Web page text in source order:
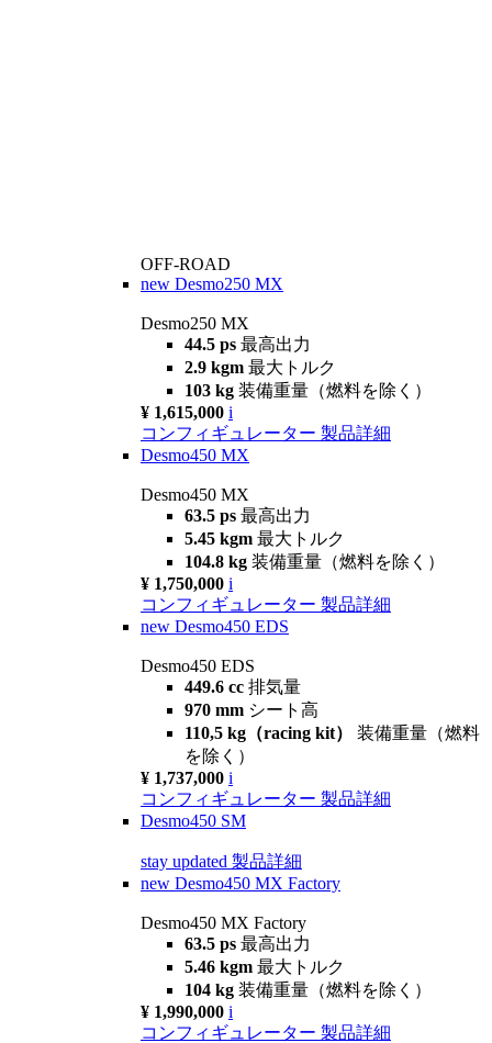
OFF-ROAD
new Desmo250 MX
Desmo250 MX
44.5 ps 最高出力
2.9 kgm 最大トルク
103 kg 装備重量（燃料を除く）
¥ 1,615,000 i
コンフィギュレーター 製品詳細
Desmo450 MX
Desmo450 MX
63.5 ps 最高出力
5.45 kgm 最大トルク
104.8 kg 装備重量（燃料を除く）
¥ 1,750,000 i
コンフィギュレーター 製品詳細
new Desmo450 EDS
Desmo450 EDS
449.6 cc 排気量
970 mm シート高
110,5 kg（racing kit） 装備重量（燃料
を除く）
¥ 1,737,000 i
コンフィギュレーター 製品詳細
Desmo450 SM
stay updated 製品詳細
new Desmo450 MX Factory
Desmo450 MX Factory
63.5 ps 最高出力
5.46 kgm 最大トルク
104 kg 装備重量（燃料を除く）
¥ 1,990,000 i
コンフィギュレーター 製品詳細